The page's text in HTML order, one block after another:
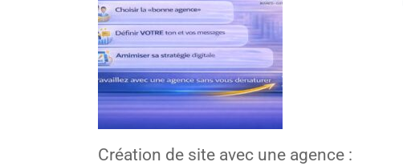
Création de site avec une agence :